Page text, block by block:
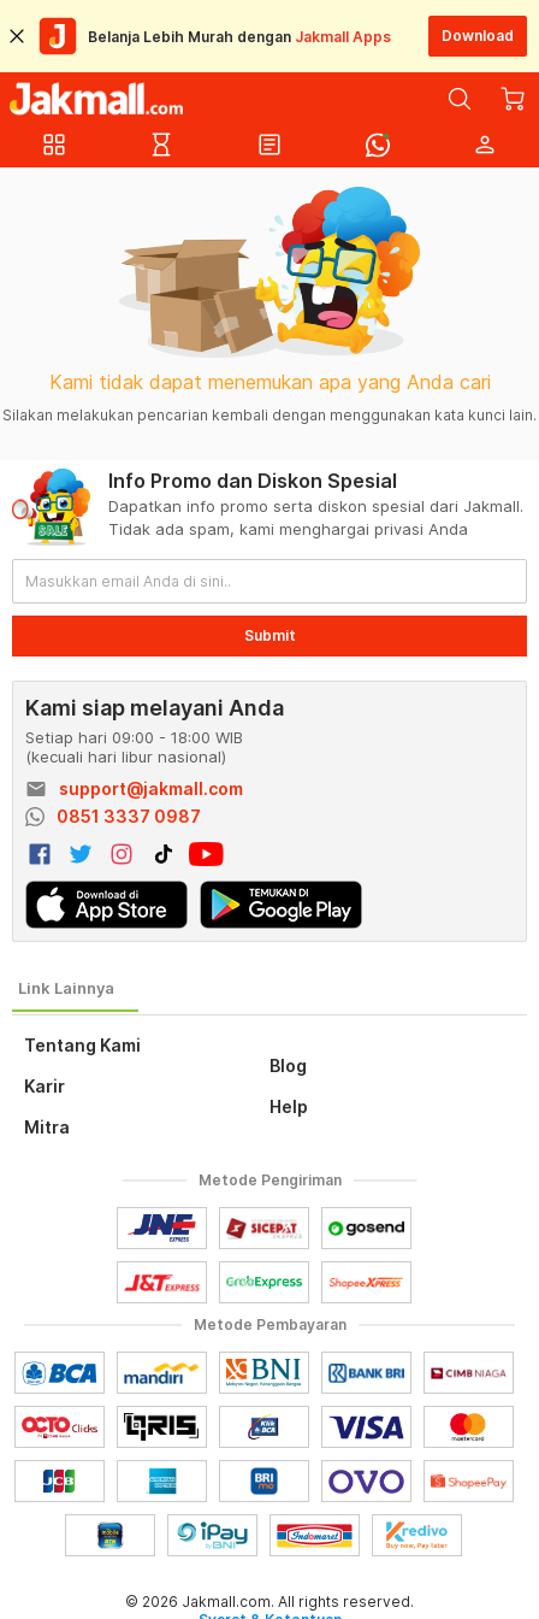
Belanja Lebih Murah dengan Jakmall Apps Download
grid_view hourglass_empty article person
Kami tidak dapat menemukan apa yang Anda cari
Silakan melakukan pencarian kembali dengan menggunakan kata kunci lain.
Tentang Kami
Karir
Mitra
Blog
Help
Info Promo dan Diskon Spesial
Dapatkan info promo serta diskon spesial dari Jakmall.
Tidak ada spam, kami menghargai privasi Anda
Submit
Kami siap melayani Anda
Setiap hari 09:00 - 18:00 WIB
(kecuali hari libur nasional)
email
support@jakmall.com
0851 3337 0987
Metode Pembayaran
Metode Pengiriman
© 2026 Jakmall.com. All rights reserved.